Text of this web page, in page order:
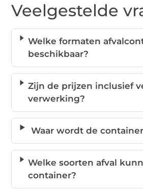
Veelgestelde
Welke formaten
beschikbaar?
Zijn de prijzen inclusief
verwerking?
Waar wordt de
Welke soorten afval
container?